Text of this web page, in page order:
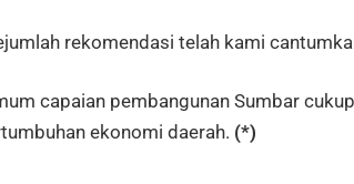
rekomendasi telah kami
capaian pembangunan Sumbar
ekonomi daerah. (*)